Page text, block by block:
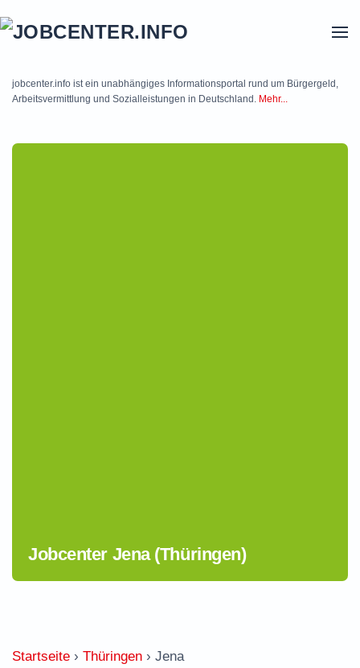
jobcenter.info ist ein unabhängiges Informationsportal rund um Bürgergeld,
Arbeitsvermittlung und Sozialleistungen in Deutschland. Mehr...
Jobcenter Jena (Thüringen)
Startseite › Thüringen › Jena